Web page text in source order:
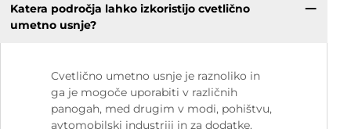
Katera področja lahko izkoristijo cvetlično
umetno usnje?
Cvetlično umetno usnje je raznoliko in
ga je mogoče uporabiti v različnih
panogah, med drugim v modi, pohištvu,
avtomobilski industriji in za dodatke.